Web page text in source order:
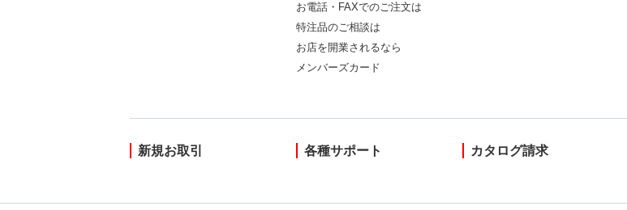
お電話・FAXでのご注文は
特注品のご相談は
お店を開業されるなら
メンバーズカード
新規お取引 各種サポート カタログ請求